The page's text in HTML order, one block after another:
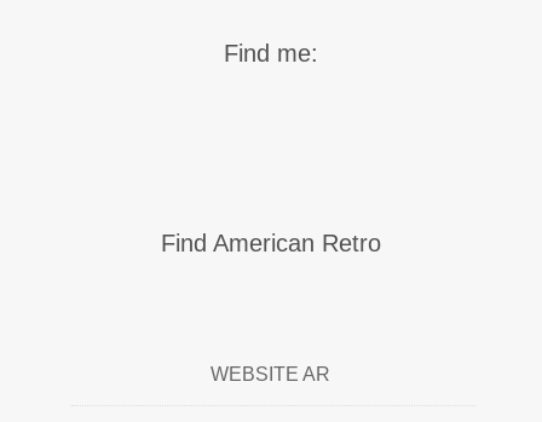
Find me:
Find American Retro
WEBSITE AR